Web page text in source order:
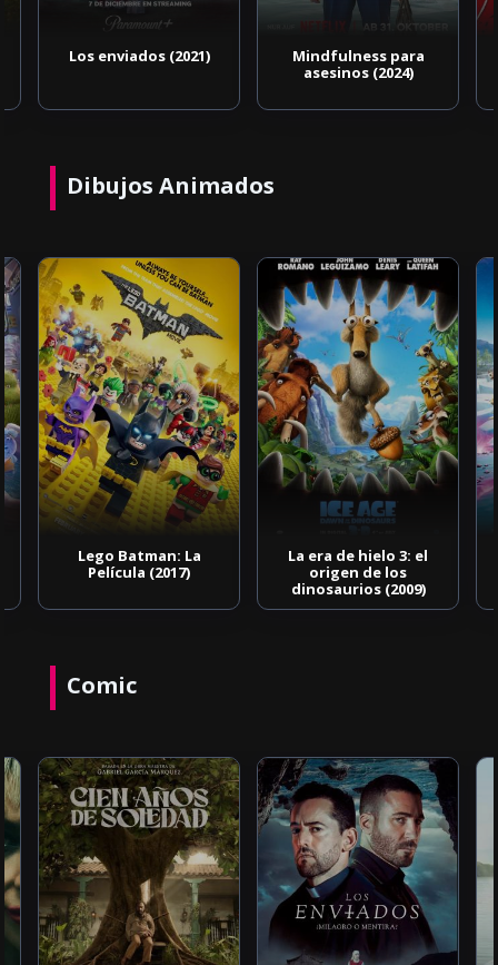
Los enviados (2021)
Mindfulness para
asesinos (2024)
Dibujos Animados
Lego Batman: La
Película (2017)
La era de hielo 3: el
origen de los
dinosaurios (2009)
Comic